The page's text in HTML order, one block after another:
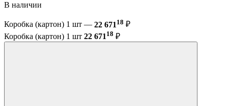
В наличии
Коробка (картон) 1 шт — 22 671 18 ₽
Коробка (картон) 1 шт 22 671 18 ₽